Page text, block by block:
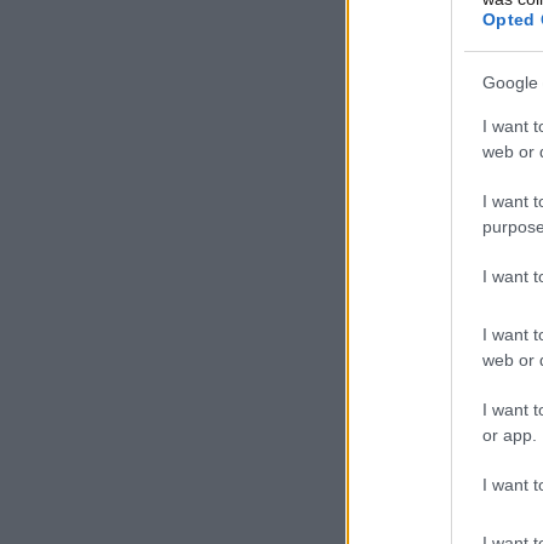
Opted
Google
I want
web or
I want
I want
I want
web or
I want
or app.
I want